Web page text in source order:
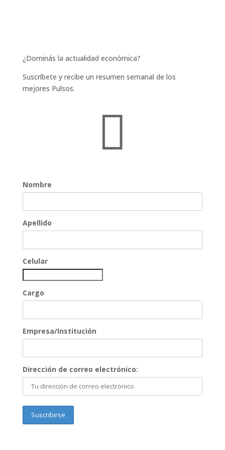
¿Dominás la actualidad económica?
Suscríbete y recibe un resumen semanal de los
mejores Pulsos.

Nombre
Apellido
Celular
Cargo
Empresa/Institución
Dirección de correo electrónico: